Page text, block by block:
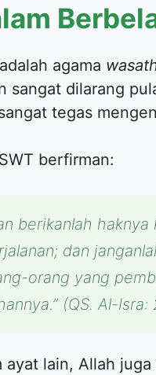
agama
sangat dilarang
tegas
berfirman:
berikanlah
dan
orang yang
(QS. Al-Isra:
ayat lain, Allah